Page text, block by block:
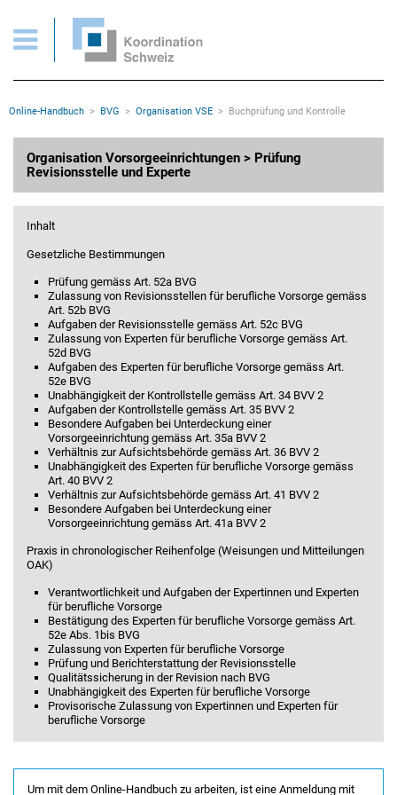
Wichtige Seiten
Home
Inhalt
Sitemap
Rootline Navigation
Online-Handbuch BVG Organisation VSE Buchprüfung und Kontrolle
Organisation Vorsorgeeinrichtungen > Prüfung
Revisionsstelle und Experte
Inhalt
Gesetzliche Bestimmungen
Prüfung gemäss Art. 52a BVG
Zulassung von Revisionsstellen für berufliche Vorsorge gemäss
Art. 52b BVG
Aufgaben der Revisionsstelle gemäss Art. 52c BVG
Zulassung von Experten für berufliche Vorsorge gemäss Art.
52d BVG
Aufgaben des Experten für berufliche Vorsorge gemäss Art.
52e BVG
Unabhängigkeit der Kontrollstelle gemäss Art. 34 BVV 2
Aufgaben der Kontrollstelle gemäss Art. 35 BVV 2
Besondere Aufgaben bei Unterdeckung einer
Vorsorgeeinrichtung gemäss Art. 35a BVV 2
Verhältnis zur Aufsichtsbehörde gemäss Art. 36 BVV 2
Unabhängigkeit des Experten für berufliche Vorsorge gemäss
Art. 40 BVV 2
Verhältnis zur Aufsichtsbehörde gemäss Art. 41 BVV 2
Besondere Aufgaben bei Unterdeckung einer
Vorsorgeeinrichtung gemäss Art. 41a BVV 2
Praxis in chronologischer Reihenfolge (Weisungen und Mitteilungen
OAK)
Verantwortlichkeit und Aufgaben der Expertinnen und Experten
für berufliche Vorsorge
Bestätigung des Experten für berufliche Vorsorge gemäss Art.
52e Abs. 1bis BVG
Zulassung von Experten für berufliche Vorsorge
Prüfung und Berichterstattung der Revisionsstelle
Qualitätssicherung in der Revision nach BVG
Unabhängigkeit des Experten für berufliche Vorsorge
Provisorische Zulassung von Expertinnen und Experten für
berufliche Vorsorge
Um mit dem Online-Handbuch zu arbeiten, ist eine Anmeldung mit